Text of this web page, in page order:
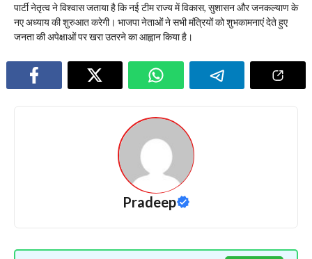
पार्टी नेतृत्व ने विश्वास जताया है कि नई टीम राज्य में विकास, सुशासन और जनकल्याण के
नए अध्याय की शुरुआत करेगी। भाजपा नेताओं ने सभी मंत्रियों को शुभकामनाएं देते हुए
जनता की अपेक्षाओं पर खरा उतरने का आह्वान किया है।
Pradeep